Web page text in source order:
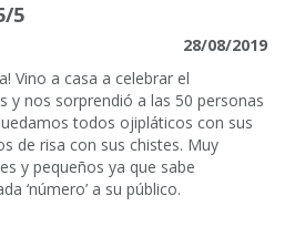
5
28/08/2019
Vino a casa a celebrar el
y nos sorprendió a las 50 personas
todos ojipláticos con sus
de risa con sus chistes. Muy
y pequeños ya que sabe
‘número’ a su público.